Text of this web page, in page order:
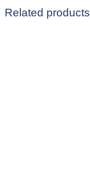
Related products